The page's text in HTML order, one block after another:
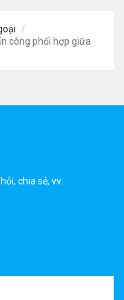
công phối hợp giữa
chia sẻ, vv.